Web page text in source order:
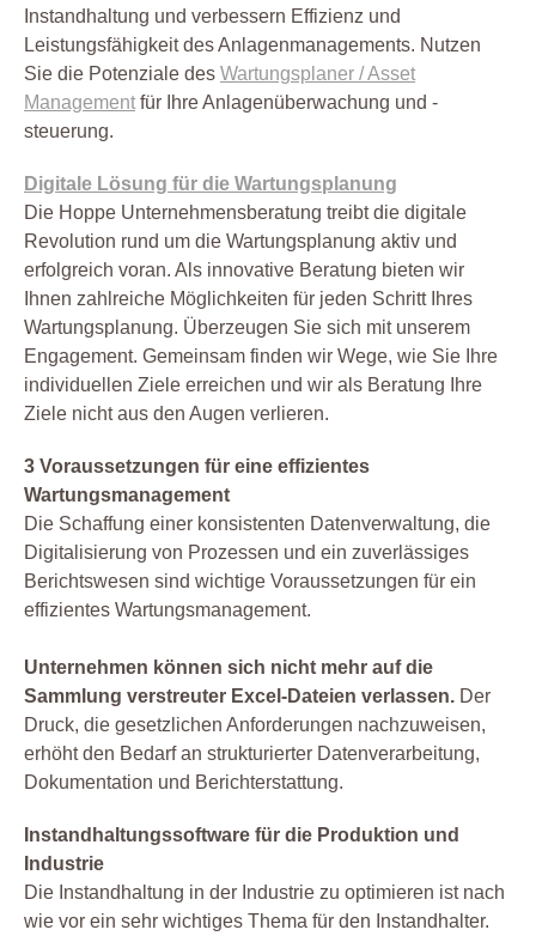
Instandhaltung und verbessern Effizienz und
Leistungsfähigkeit des Anlagenmanagements. Nutzen
Sie die Potenziale des Wartungsplaner / Asset
Management für Ihre Anlagenüberwachung und -
steuerung.
Digitale Lösung für die Wartungsplanung
Die Hoppe Unternehmensberatung treibt die digitale
Revolution rund um die Wartungsplanung aktiv und
erfolgreich voran. Als innovative Beratung bieten wir
Ihnen zahlreiche Möglichkeiten für jeden Schritt Ihres
Wartungsplanung. Überzeugen Sie sich mit unserem
Engagement. Gemeinsam finden wir Wege, wie Sie Ihre
individuellen Ziele erreichen und wir als Beratung Ihre
Ziele nicht aus den Augen verlieren.
3 Voraussetzungen für eine effizientes
Wartungsmanagement
Die Schaffung einer konsistenten Datenverwaltung, die
Digitalisierung von Prozessen und ein zuverlässiges
Berichtswesen sind wichtige Voraussetzungen für ein
effizientes Wartungsmanagement.
Unternehmen können sich nicht mehr auf die
Sammlung verstreuter Excel-Dateien verlassen. Der
Druck, die gesetzlichen Anforderungen nachzuweisen,
erhöht den Bedarf an strukturierter Datenverarbeitung,
Dokumentation und Berichterstattung.
Instandhaltungssoftware für die Produktion und
Industrie
Die Instandhaltung in der Industrie zu optimieren ist nach
wie vor ein sehr wichtiges Thema für den Instandhalter.